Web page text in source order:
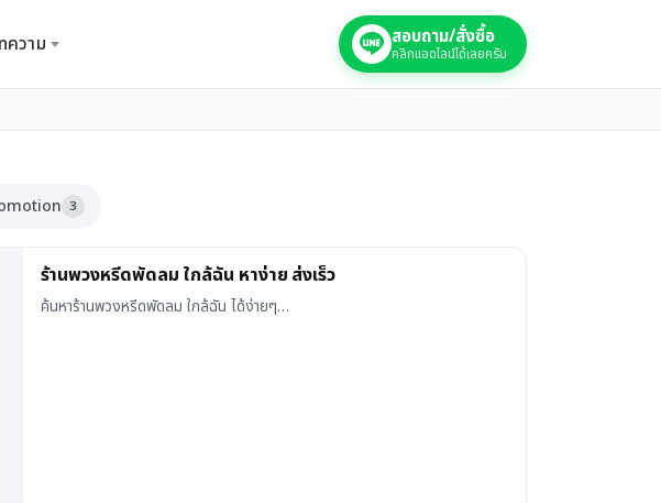
ความ สอบถาม/สั่งซื้อ
คลิกแอดไลน์ได้เลยครับ
3
ร้านพวงหรีดพัดลม ใกล้ฉัน หาง่าย ส่งเร็ว
ค้นหาร้านพวงหรีดพัดลม ใกล้ฉัน ได้ง่ายๆ…